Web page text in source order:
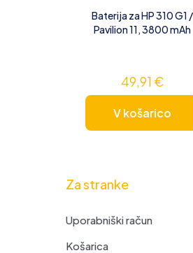
Baterija za HP 310 G1 /
Pavilion 11, 3800 mAh
49,91 €
V košarico
Za stranke
Uporabniški račun
Košarica